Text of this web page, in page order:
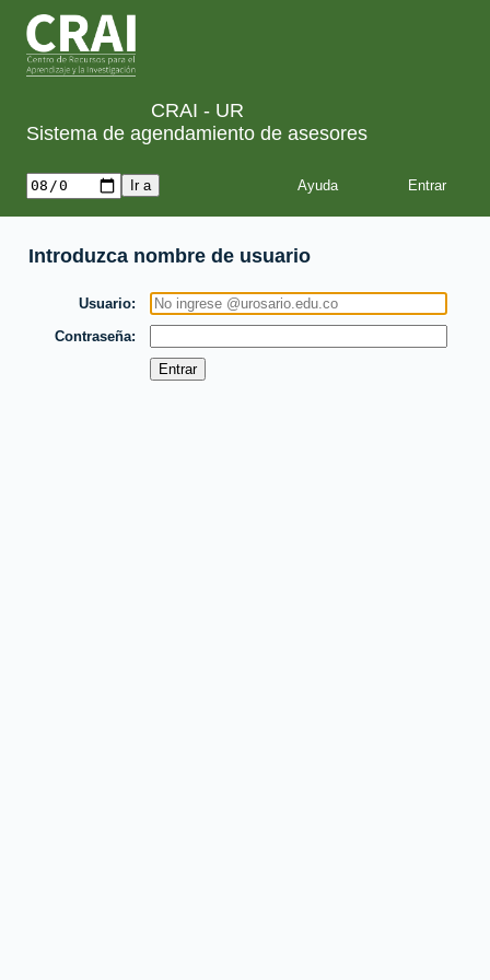
CRAI - UR
Sistema de agendamiento de asesores
Ayuda
Introduzca nombre de usuario
Usuario
Contraseña